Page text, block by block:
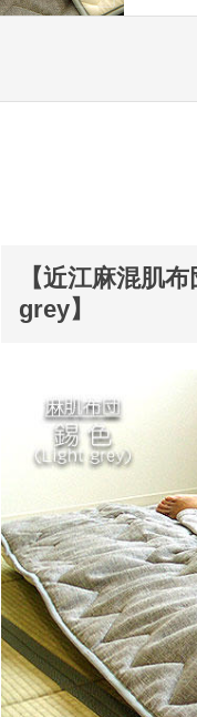
【近江麻混肌
grey】